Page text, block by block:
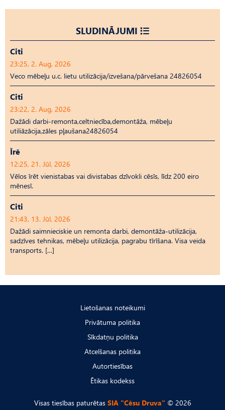
SLUDINĀJUMI
Citi
23:25, 2. Aug, 2026
Veco mēbeļu u.c. lietu utilizācija/izvešana/pārvešana 24826054
Citi
23:22, 2. Aug, 2026
Dažādi darbi-remonta,celtniecība,demontāža, mēbeļu
utiliāzācija,zāles pļaušana24826054
Īrē
12:25, 21. Jūl, 2026
Vēlos īrēt vienistabas vai divistabas dzīvokli cēsīs, līdz 200 eiro
mēnesī.
Citi
21:43, 13. Jūl, 2026
Dažādi saimnieciskie un remonta darbi, demontāža-utilizācija,
sadzīves tehnikas, mēbeļu utilizācija, pagrabu tīrīšana. Visa veida
transports. […]
Lietošanas noteikumi
Privātuma politika
Sīkdatņu politika
Atcelšanas politika
Autortiesības
Ētikas kodekss
Visas tiesības paturētas SIA "Cēsu Druva" © 2026